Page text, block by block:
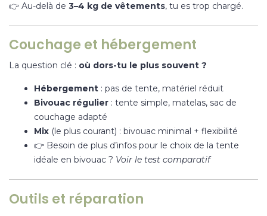
👉 Au-delà de 3–4 kg de vêtements, tu es trop chargé.
Couchage et hébergement
La question clé : où dors-tu le plus souvent ?
Hébergement : pas de tente, matériel réduit
Bivouac régulier : tente simple, matelas, sac de
couchage adapté
Mix (le plus courant) : bivouac minimal + flexibilité
👉 Besoin de plus d’infos pour le choix de la tente
idéale en bivouac ? Voir le test comparatif
Outils et réparation